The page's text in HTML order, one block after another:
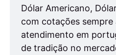
Dólar Americano,
com cotações sempre
atendimento em
de tradição no